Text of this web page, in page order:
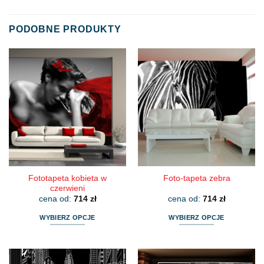
PODOBNE PRODUKTY
Fototapeta kobieta w
czerwieni
cena od: 714 zł
WYBIERZ OPCJE
ma
Foto-tapeta zebra
cena od: 714 zł
WYBIERZ OPCJE
ma